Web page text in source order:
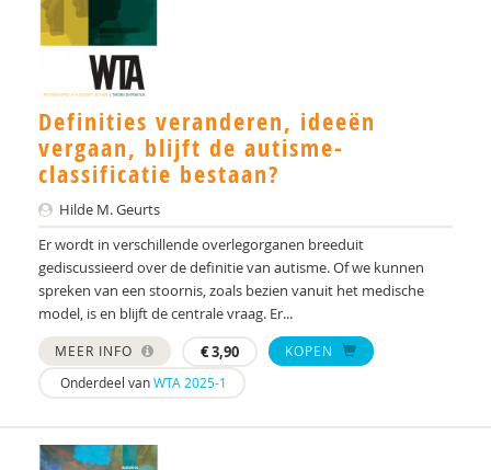
N.G.A. Tak
PhD
Rotterdam
Yulius)
J.H.W. (Jorgen) Mous
PhD* | Instituut voor Psychologie
PhD | Promotores: prof. dr. J.K. Buitelaar;prof dr.
R.J. van der Gaag. Co-promotor: Dr. N.N.J.
Lambregts-Rommelse
Drs. A . van der Sijde
Susan A. H. van Hooren
Alide A. Heuvelink
Definities veranderen, ideeën
vergaan, blijft de autisme-
classificatie bestaan?
Hilde M. Geurts
Er wordt in verschillende overlegorganen breeduit
gediscussieerd over de definitie van autisme. Of we kunnen
spreken van een stoornis, zoals bezien vanuit het medische
model, is en blijft de centrale vraag. Er...
MEER INFO €3,90
KOPEN
Onderdeel vanWTA 2025-1